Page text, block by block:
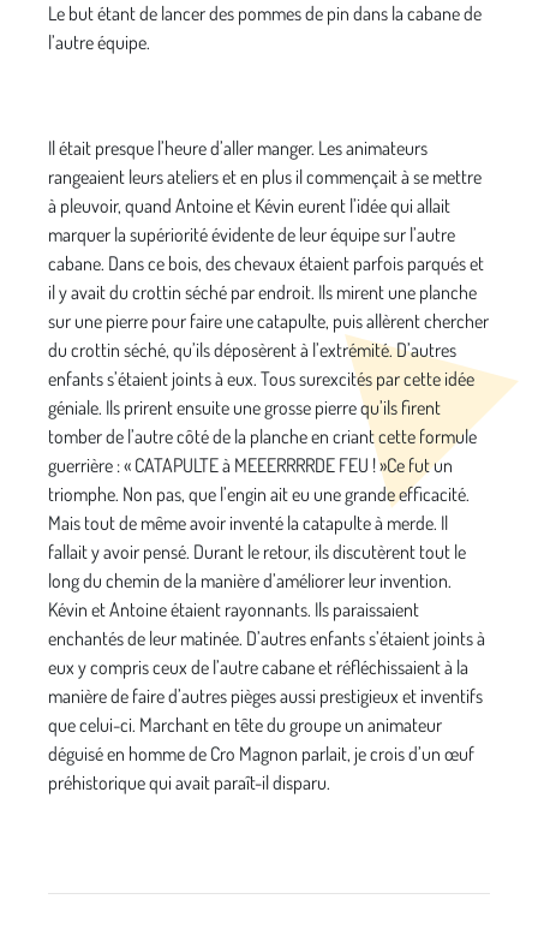
Le but étant de lancer des pommes de pin dans la cabane de
l’autre équipe.
Il était presque l’heure d’aller manger. Les animateurs
rangeaient leurs ateliers et en plus il commençait à se mettre
à pleuvoir, quand Antoine et Kévin eurent l’idée qui allait
marquer la supériorité évidente de leur équipe sur l’autre
cabane. Dans ce bois, des chevaux étaient parfois parqués et
il y avait du crottin séché par endroit. Ils mirent une planche
sur une pierre pour faire une catapulte, puis allèrent chercher
du crottin séché, qu’ils déposèrent à l’extrémité. D’autres
enfants s’étaient joints à eux. Tous surexcités par cette idée
géniale. Ils prirent ensuite une grosse pierre qu’ils firent
tomber de l’autre côté de la planche en criant cette formule
guerrière : « CATAPULTE à MEEERRRRDE FEU ! »Ce fut un
triomphe. Non pas, que l’engin ait eu une grande efficacité.
Mais tout de même avoir inventé la catapulte à merde. Il
fallait y avoir pensé. Durant le retour, ils discutèrent tout le
long du chemin de la manière d’améliorer leur invention.
Kévin et Antoine étaient rayonnants. Ils paraissaient
enchantés de leur matinée. D’autres enfants s’étaient joints à
eux y compris ceux de l’autre cabane et réfléchissaient à la
manière de faire d’autres pièges aussi prestigieux et inventifs
que celui-ci. Marchant en tête du groupe un animateur
déguisé en homme de Cro Magnon parlait, je crois d’un œuf
préhistorique qui avait paraît-il disparu.